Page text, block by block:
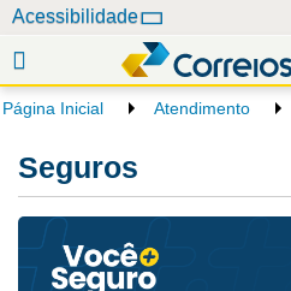
e
Acessibilidade
Página Inicial Atendimento
Seguros